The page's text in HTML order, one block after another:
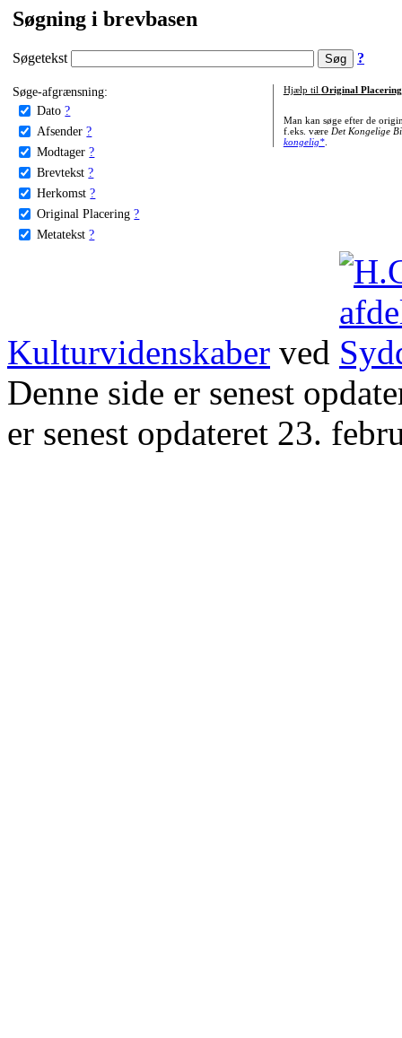
Søgning i brevbasen
Søgetekst ?
Søge-afgrænsning:
Dato ?
Afsender ?
Modtager ?
Brevtekst ?
Herkomst ?
Original Placering ?
Metatekst ?
Hjælp til Original Placering
Man kan søge efter de
f.eks. være Det Kongelige
kongelig*.
Kulturvidenskaber ved
Denne side er senest
er senest opdateret 23.